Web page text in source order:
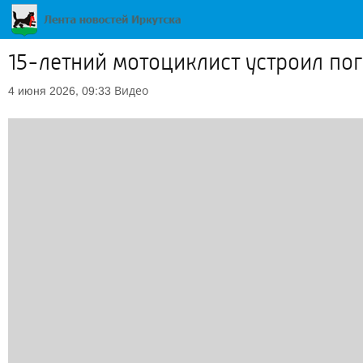
15-летний мотоциклист устроил
4 июня 2026, 09:33 Видео